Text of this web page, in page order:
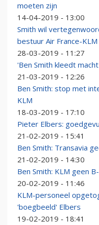
moeten zijn
14-04-2019 - 13:00
Smith wil
bestuur Air France-KLM
28-03-2019 - 11:27
'Ben Smith kleedt
21-03-2019 - 12:26
Ben Smith: stop met
KLM
18-03-2019 - 17:10
Pieter Elbers:
21-02-2019 - 15:41
Ben Smith: Transavia
21-02-2019 - 14:30
Ben Smith: KLM geen
20-02-2019 - 11:46
KLM-personeel
'boegbeeld' Elbers
19-02-2019 - 18:41